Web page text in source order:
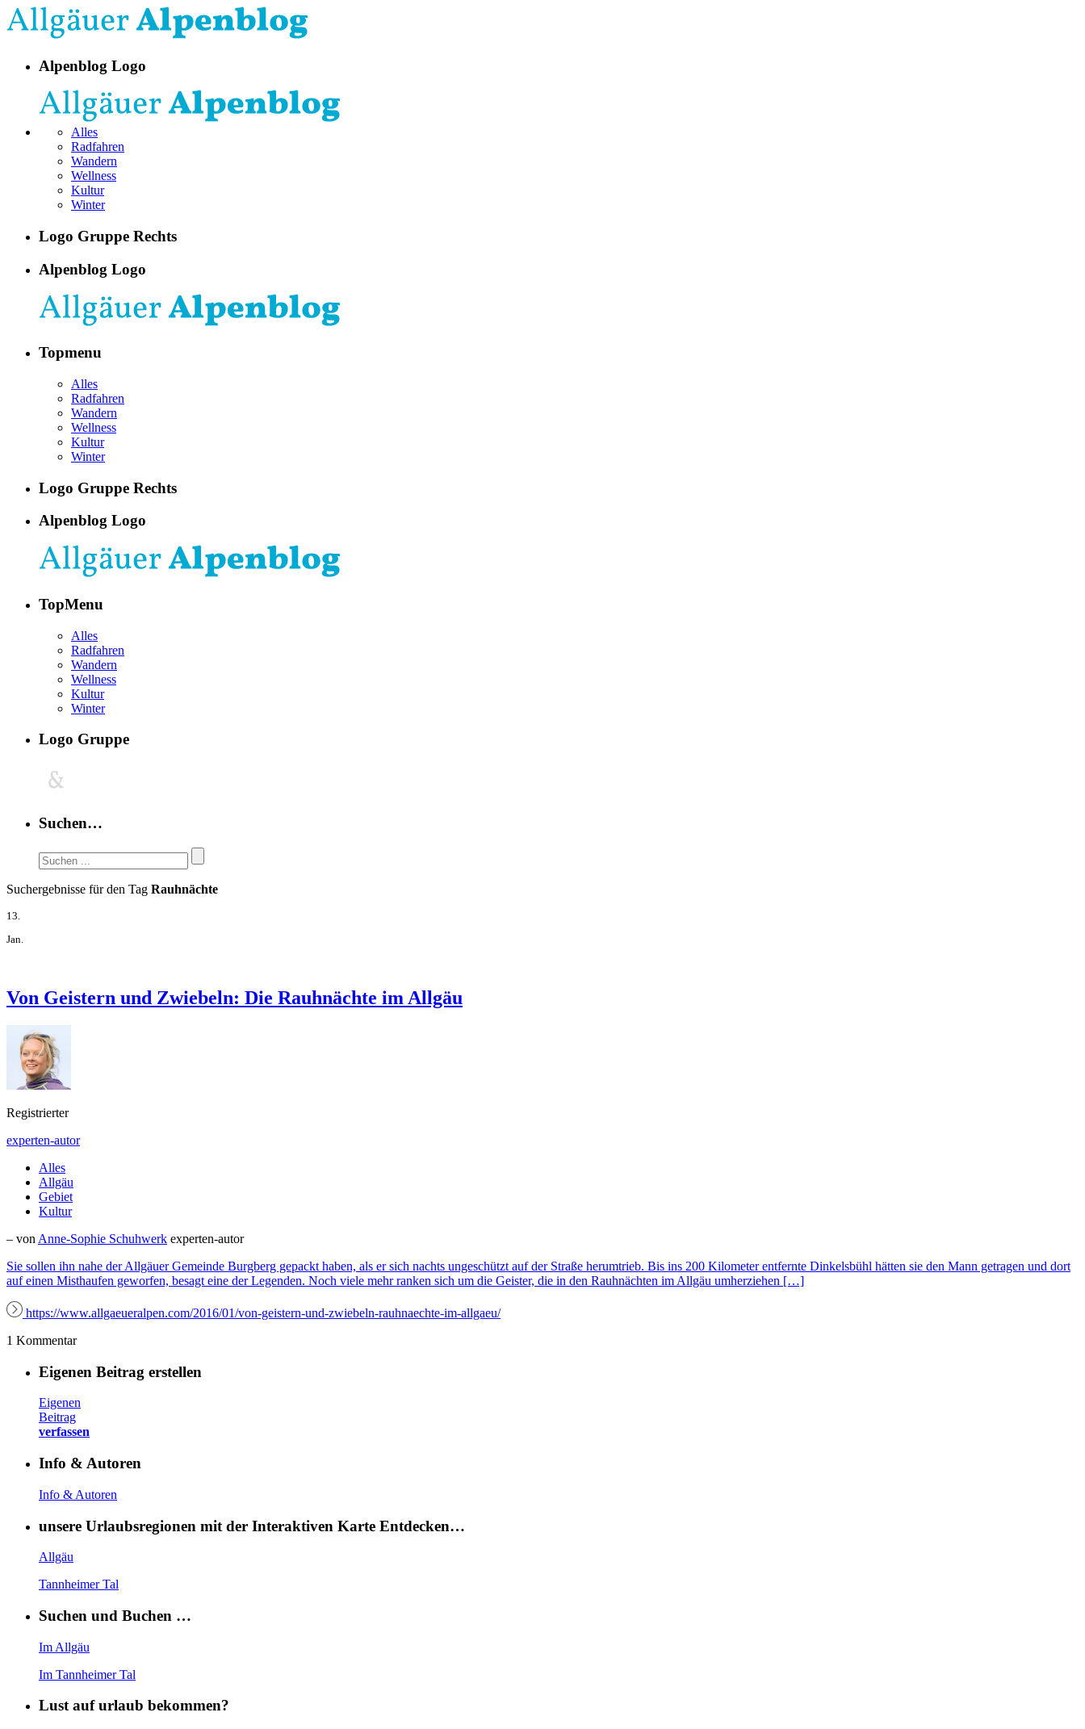
Alpenblog Logo
Alles
Radfahren
Wandern
Wellness
Kultur
Winter
Logo Gruppe Rechts
Alpenblog Logo
Topmenu
Alles
Radfahren
Wandern
Wellness
Kultur
Winter
Logo Gruppe Rechts
Alpenblog Logo
TopMenu
Alles
Radfahren
Wandern
Wellness
Kultur
Winter
Logo Gruppe
Suchen…
Suchergebnisse für den Tag Rauhnächte
13.
Jan.
Von Geistern und Zwiebeln: Die Rauhnächte im Allgäu
Registrierter
experten-autor
Alles
Allgäu
Gebiet
Kultur
– von Anne-Sophie Schuhwerk experten-autor
Sie sollen ihn nahe der Allgäuer Gemeinde Burgberg gepackt haben, als er sich nachts ungeschützt auf der Straße herumtrieb. Bis ins 200 Kilometer entfernte Dinkelsbühl hätten sie den Mann getragen und dort
auf einen Misthaufen geworfen, besagt eine der Legenden. Noch viele mehr ranken sich um die Geister, die in den Rauhnächten im Allgäu umherziehen […]
https://www.allgaeueralpen.com/2016/01/von-geistern-und-zwiebeln-rauhnaechte-im-allgaeu/
1 Kommentar
Eigenen Beitrag erstellen
Eigenen
Beitrag
verfassen
Info & Autoren
Info & Autoren
unsere Urlaubsregionen mit der Interaktiven Karte Entdecken…
Allgäu
Tannheimer Tal
Suchen und Buchen …
Im Allgäu
Im Tannheimer Tal
Lust auf urlaub bekommen?